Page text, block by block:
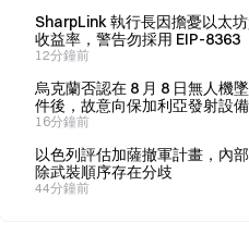
SharpLink 執行長因擔憂以太
收益率，警告勿採用 EIP-8363
12分鐘前
烏克蘭否認在 8 月 8 日無人機
件後，故意向保加利亞發射設備
16分鐘前
以色列評估加薩撤軍計畫，內
除武裝順序存在分歧
44分鐘前